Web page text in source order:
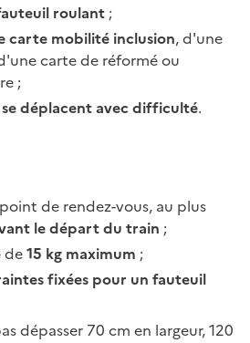
roulant ;
carte mobilité inclusion, d'une
carte de réformé ou
;
déplacent avec difficulté.
de rendez-vous, au plus
le départ du train ;
de15 kg maximum ;
fixées pour un fauteuil
dépasser 70 cm en largeur, 120